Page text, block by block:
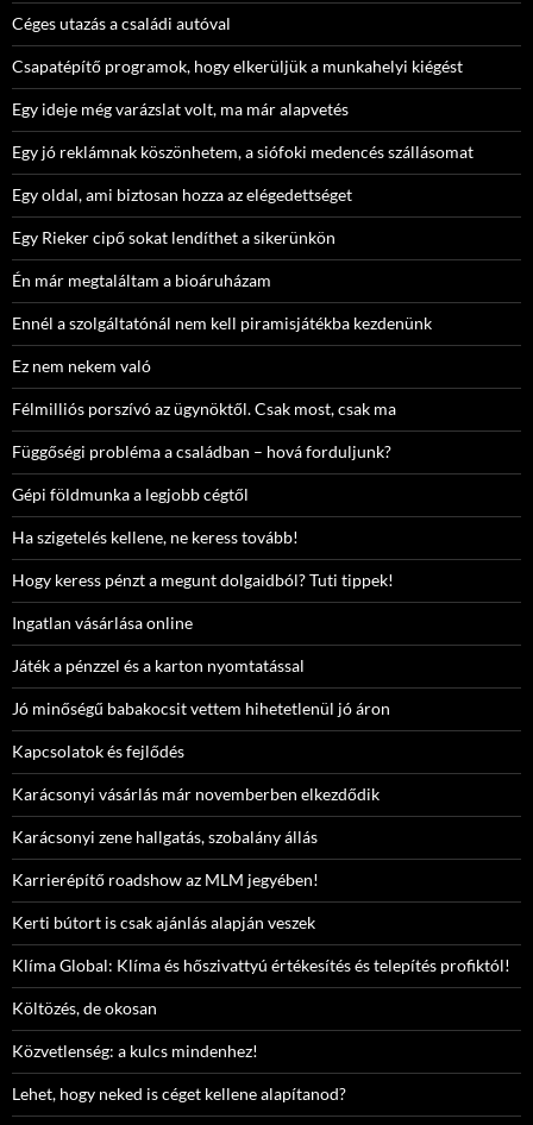
Céges utazás a családi autóval
Csapatépítő programok, hogy elkerüljük a munkahelyi kiégést
Egy ideje még varázslat volt, ma már alapvetés
Egy jó reklámnak köszönhetem, a siófoki medencés szállásomat
Egy oldal, ami biztosan hozza az elégedettséget
Egy Rieker cipő sokat lendíthet a sikerünkön
Én már megtaláltam a bioáruházam
Ennél a szolgáltatónál nem kell piramisjátékba kezdenünk
Ez nem nekem való
Félmilliós porszívó az ügynöktől. Csak most, csak ma
Függőségi probléma a családban – hová forduljunk?
Gépi földmunka a legjobb cégtől
Ha szigetelés kellene, ne keress tovább!
Hogy keress pénzt a megunt dolgaidból? Tuti tippek!
Ingatlan vásárlása online
Játék a pénzzel és a karton nyomtatással
Jó minőségű babakocsit vettem hihetetlenül jó áron
Kapcsolatok és fejlődés
Karácsonyi vásárlás már novemberben elkezdődik
Karácsonyi zene hallgatás, szobalány állás
Karrierépítő roadshow az MLM jegyében!
Kerti bútort is csak ajánlás alapján veszek
Klíma Global: Klíma és hőszivattyú értékesítés és telepítés profiktól!
Költözés, de okosan
Közvetlenség: a kulcs mindenhez!
Lehet, hogy neked is céget kellene alapítanod?